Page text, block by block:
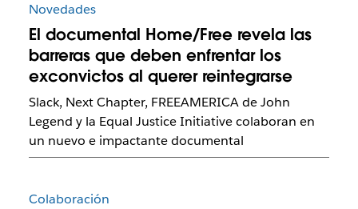
Novedades
El documental Home/Free revela las
barreras que deben enfrentar los
exconvictos al querer reintegrarse
Slack, Next Chapter, FREEAMERICA de John
Legend y la Equal Justice Initiative colaboran en
un nuevo e impactante documental
Colaboración